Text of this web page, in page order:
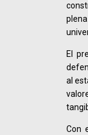
El
al
Con